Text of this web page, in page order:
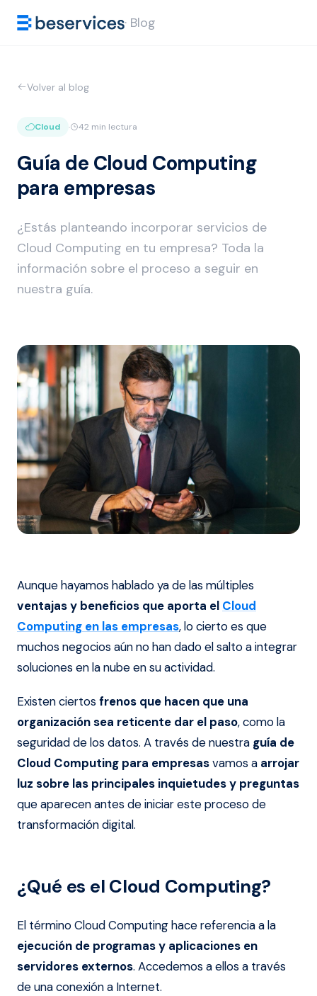
· Blog
Volver al blog
Cloud · 42 min lectura
Guía de Cloud Computing
para empresas
¿Estás planteando incorporar servicios de
Cloud Computing en tu empresa? Toda la
información sobre el proceso a seguir en
nuestra guía.
Aunque hayamos hablado ya de las múltiples
ventajas y beneficios que aporta el Cloud
Computing en las empresas, lo cierto es que
muchos negocios aún no han dado el salto a integrar
soluciones en la nube en su actividad.
Existen ciertos frenos que hacen que una
organización sea reticente dar el paso, como la
seguridad de los datos. A través de nuestra guía de
Cloud Computing para empresasvamos a arrojar
luz sobre las principales inquietudes y preguntas
que aparecen antes de iniciar este proceso de
transformación digital.
¿Qué es el Cloud Computing?
El término Cloud Computing hace referencia a la
ejecución de programas y aplicaciones en
servidores externos. Accedemos a ellos a través
de una conexión a Internet.